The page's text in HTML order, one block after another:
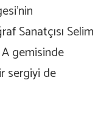
Sanatçısı Selim
A gemisinde
sergiyi de